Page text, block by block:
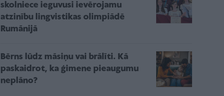
skolniece ieguvusi ievērojamu
atzinību lingvistikas olimpiādē
Rumānijā
Bērns lūdz māsiņu vai brālīti. Kā
paskaidrot, ka ģimene pieaugumu
neplāno?